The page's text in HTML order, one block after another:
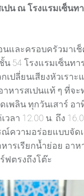
ปน ณ โรงแรมเซ็นท
และครอบครัวมาเ
น 54 โรงแรมเซ็นทา
เปลี่ยนเสียงหัวเรา
หารสเปนแท้ ๆ ที่จะ
เพลิน ทุกวันเสาร์ อ
ลา 12.00 น. ถึง
ณ์ความอร่อยแบบจัด
ารเรียกน้ำย่อย อาห
ฟตรงถึงโต๊ะ